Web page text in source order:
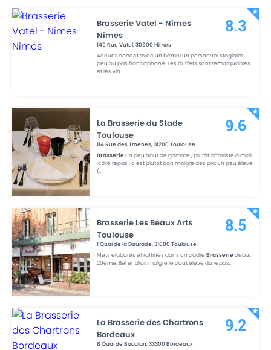
Brasserie Vatel - Nîmes
Nîmes
140 Rue Vatel,30900Nîmes
Accueil correct avec un bémol un personnel stagiaire
peu ou pas francophone. Les buffets sont remarquables
et les vin...
8.3
La Brasserie du Stade
Toulouse
114 Rue des Troenes,31200Toulouse
Brasserieun peu haut de gamme , plutôt affairiste à midi
;côté repas , c est plutôt bon malgré des prix un peu élevé
(...
9.6
Brasserie Les Beaux Arts
Toulouse
1 Quai de la Daurade,31000Toulouse
Mets élaborés et raffinés dans un cadreBrasseriedébut
20ème. Bel endroit malgré le coût élevé du repas....
8.5
La Brasserie des Chartrons
Bordeaux
8 Quai de Bacalan,33300Bordeaux
9.2